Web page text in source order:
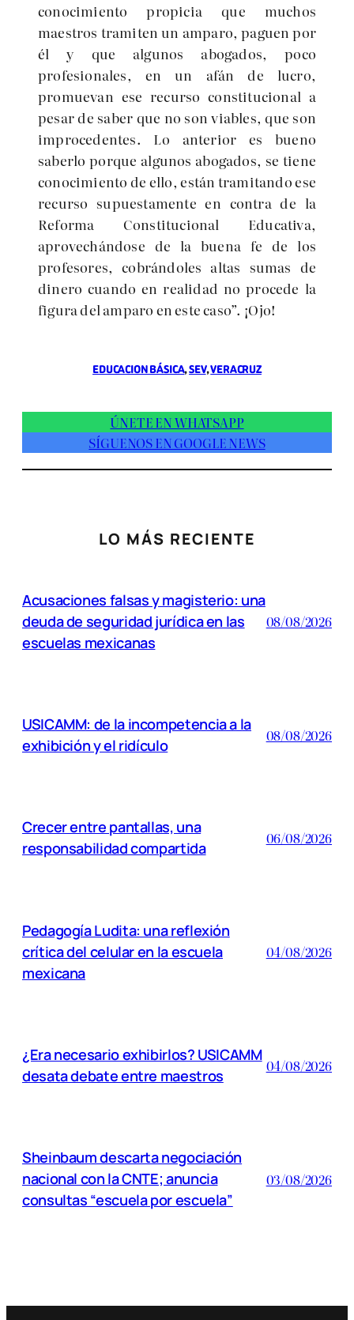
conocimiento propicia que muchos
maestros tramiten un amparo, paguen por
él y que algunos abogados, poco
profesionales, en un afán de lucro,
promuevan ese recurso constitucional a
pesar de saber que no son viables, que son
improcedentes. Lo anterior es bueno
saberlo porque algunos abogados, se tiene
conocimiento de ello, están tramitando ese
recurso supuestamente en contra de la
Reforma Constitucional Educativa,
aprovechándose de la buena fe de los
profesores, cobrándoles altas sumas de
dinero cuando en realidad no procede la
figura del amparo en este caso”. ¡Ojo!
EDUCACION BÁSICA, SEV, VERACRUZ
ÚNETE EN WHATSAPP
SÍGUENOS EN GOOGLE NEWS
LO MÁS RECIENTE
Acusaciones falsas y magisterio: una
deuda de seguridad jurídica en las
escuelas mexicanas
08/08/2026
USICAMM: de la incompetencia a la
exhibición y el ridículo
08/08/2026
Crecer entre pantallas, una
responsabilidad compartida
06/08/2026
Pedagogía Ludita: una reflexión
crítica del celular en la escuela
mexicana
04/08/2026
¿Era necesario exhibirlos? USICAMM
desata debate entre maestros
04/08/2026
Sheinbaum descarta negociación
nacional con la CNTE; anuncia
consultas “escuela por escuela”
03/08/2026